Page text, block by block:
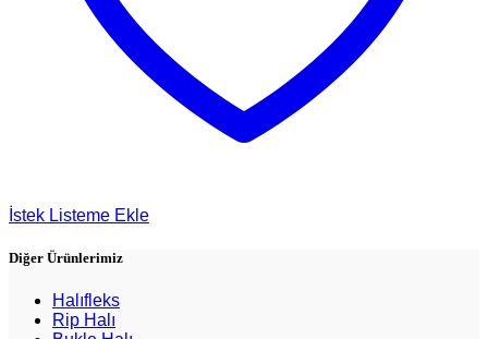
İstek Listeme Ekle
Diğer Ürünlerimiz
Halıfleks
Rip Halı